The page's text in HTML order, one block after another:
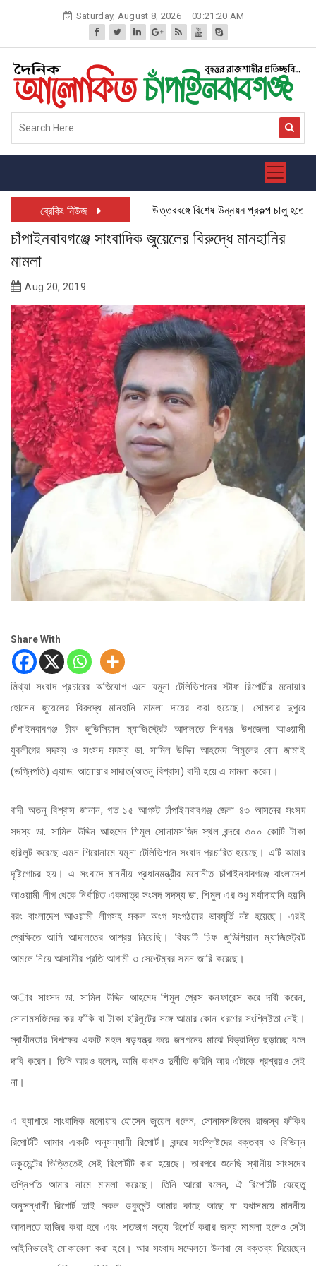
Saturday, August 8, 2026 03:21:21 AM
ব্রেকিং নিউজ উত্তরবঙ্গে বিশেষ উন্নয়ন প্রকল্প চালু হতে
চাঁপাইনবাবগঞ্জে সাংবাদিক জুয়েলের বিরুদ্ধে মানহানির
মামলা
Aug 20, 2019
Share With
মিথ্যা সংবাদ প্রচারের অভিযোগ এনে যমুনা টেলিভিশনের স্টাফ রিপোর্টার মনোয়ার
হোসেন জুয়েলের বিরুদ্ধে মানহানি মামলা দায়ের করা হয়েছে। সোমবার দুপুরে
চাঁপাইনবাবগঞ্জ চীফ জুডিসিয়াল ম্যাজিস্ট্রেট আদালতে শিবগঞ্জ উপজেলা আওয়ামী
যুবলীগের সদস্য ও সংসদ সদস্য ডা. সামিল উদ্দিন আহমেদ শিমুলের বোন জামাই
(ভগ্নিপতি) এ্যাড: আনোয়ার সাদাত(অতনু বিশ্বাস) বাদী হয়ে এ মামলা করেন।
বাদী অতনু বিশ্বাস জানান, গত ১৫ আগস্ট চাঁপাইনবাবগঞ্জ জেলা ৪৩ আসনের সংসদ
সদস্য ডা. সামিল উদ্দিন আহমেদ শিমুল সোনামসজিদ স্থল বন্দরে ৩০০ কোটি টাকা
হরিলুট করেছে এমন শিরোনামে যমুনা টেলিভিশনে সংবাদ প্রচারিত হয়েছে। এটি আমার
দৃষ্টিগোচর হয়। এ সংবাদে মাননীয় প্রধানমন্ত্রীর মনোনীত চাঁপাইনবাবগঞ্জে বাংলাদেশ
আওয়ামী লীগ থেকে নির্বাচিত একমাত্র সংসদ সদস্য ডা. শিমুল এর শুধু মর্যাদাহানি হয়নি
বরং বাংলাদেশ আওয়ামী লীগসহ সকল অংগ সংগঠনের ভাবমূর্তি নষ্ট হয়েছে। এরই
প্রেক্ষিতে আমি আদালতের আশ্রয় নিয়েছি। বিষয়টি চিফ জুডিশিয়াল ম্যাজিস্ট্রেট
আমলে নিয়ে আসামীর প্রতি আগামী ৩ সেপ্টেম্বর সমন জারি করেছে।
অার সাংসদ ডা. সামিল উদ্দিন আহমেদ শিমুল প্রেস কনফারেন্স করে দাবী করেন,
সোনামসজিদের কর ফাঁকি বা টাকা হরিলুটের সঙ্গে আমার কোন ধরণের সংশ্লিষ্টতা নেই।
স্বাধীনতার বিপক্ষের একটি মহল ষড়যন্ত্র করে জনগনের মাঝে বিভ্রান্তি ছড়াচ্ছে বলে
দাবি করেন। তিনি আরও বলেন, আমি কখনও দুর্নীতি করিনি আর এটাকে প্রশ্রয়ও দেই
না।
এ ব্যাপারে সাংবাদিক মনোয়ার হোসেন জুয়েল বলেন, সোনামসজিদের রাজস্ব ফাঁকির
রিপোর্টটি আমার একটি অনুসন্ধানী রিপোর্ট। বন্দরে সংশ্লিষ্টদের বক্তব্য ও বিভিন্ন
ডকুুুুমেন্টের ভিত্তিতেই সেই রিপোর্টটি করা হয়েছে। তারপরে শুনেছি স্থানীয় সাংসদের
ভগ্নিপতি আমার নামে মামলা করেছে। তিনি আরো বলেন, ঐ রিপোর্টটি যেহেতু
অনুসন্ধানী রিপোর্ট তাই সকল ডকুমেন্ট আমার কাছে আছে যা যথাসময়ে মাননীয়
আদালতে হাজির করা হবে এবং শতভাগ সত্য রিপোর্ট করার জন্য মামলা হলেও সেটা
আইনিভাবেই মোকাবেলা করা হবে। আর সংবাদ সম্মেলনে উনারা যে বক্তব্য দিয়েছেন